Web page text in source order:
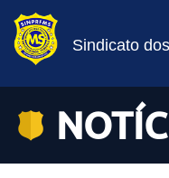
Sindicato